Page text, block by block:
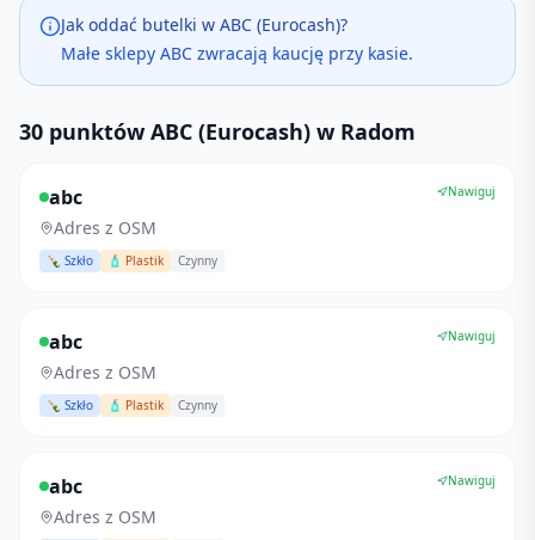
Jak oddać butelki w ABC (Eurocash)?
Małe sklepy ABC zwracają kaucję przy kasie.
30 punktów ABC (Eurocash) w Radom
abc
Adres z OSM
🍾 Szkło 🧴 Plastik Czynny
Nawiguj
abc
Adres z OSM
🍾 Szkło 🧴 Plastik Czynny
Nawiguj
abc
Adres z OSM
Nawiguj